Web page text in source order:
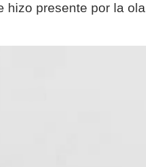
hizo presente por la ola